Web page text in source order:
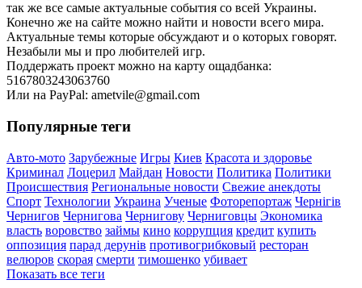
так же все самые актуальные события со всей Украины.
Конечно же на сайте можно найти и новости всего мира.
Актуальные темы которые обсуждают и о которых говорят.
Незабыли мы и про любителей игр.
Поддержать проект можно на карту ощадбанка:
5167803243063760
Или на PayPal: ametvile@gmail.com
Популярные теги
Авто-мото Зарубежные Игры Киев Красота и здоровье
Криминал Лоцерил Майдан Новости Политика Политики
Происшествия Региональные новости Свежие анекдоты
Спорт Технологии Украина Ученые Фоторепортаж Чернігів
Чернигов Чернигова Чернигову Черниговцы Экономика
власть воровство займы кино коррупция кредит купить
оппозиция парад дерунів противогрибковый ресторан
велюров скорая смерти тимошенко убивает
Показать все теги